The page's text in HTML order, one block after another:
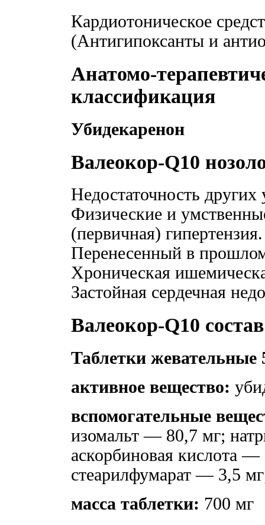
Кардиотоническое
(Антигипоксанты и
Анатомо-
классификация
Убидекаренон
Валеокор-Q10
Недостаточность
Физические и
(первичная)
Перенесенный в
Хроническая
Застойная сердечная
Валеокор-Q10 состав
Таблетки жевательные
активное вещество:
вспомогательные
изомальт — 80,7 мг;
аскорбиновая кислота —
стеарилфумарат — 3,5
масса таблетки: 700 мг